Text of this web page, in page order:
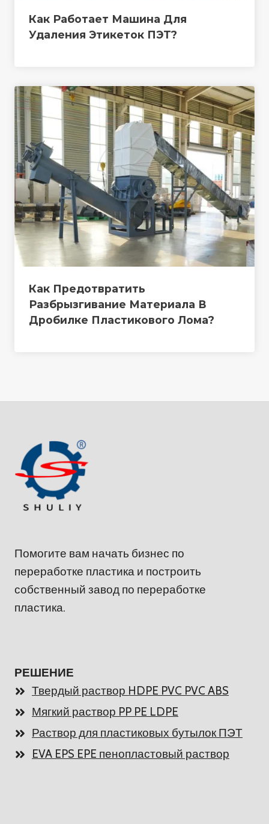
Как Работает Машина Для
Удаления Этикеток ПЭТ?
Как Предотвратить
Разбрызгивание Материала В
Дробилке Пластикового Лома?
Помогите вам начать бизнес по
переработке пластика и построить
собственный завод по переработке
пластика.
РЕШЕНИЕ
Твердый раствор HDPE PVC PVC ABS
Мягкий раствор PP PE LDPE
Раствор для пластиковых бутылок ПЭТ
EVA EPS EPE пенопластовый раствор